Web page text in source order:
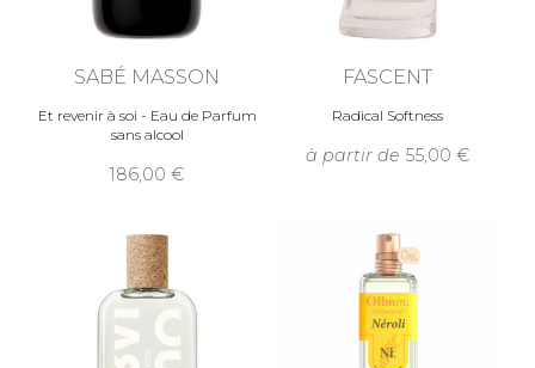
SABÉ MASSON
Et revenir à soi - Eau de Parfum
sans alcool
186,00
FASCENT
Radical Softness
à partir de 55,00